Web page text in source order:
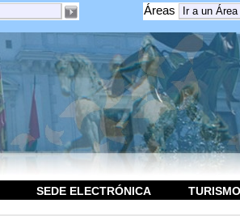
Áreas
SEDE ELECTRÓNICA TURISMO